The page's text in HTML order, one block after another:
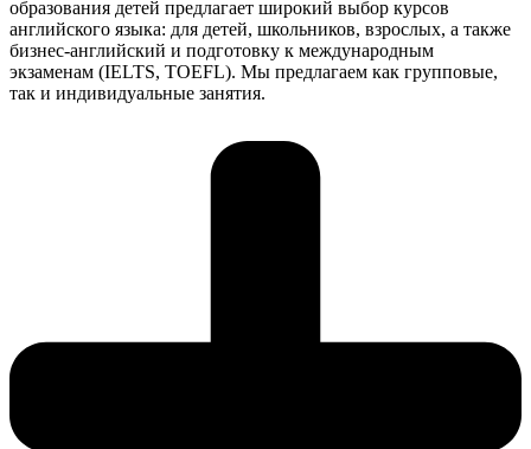
образования детей предлагает широкий выбор курсов
английского языка: для детей, школьников, взрослых, а также
бизнес-английский и подготовку к международным
экзаменам (IELTS, TOEFL). Мы предлагаем как групповые,
так и индивидуальные занятия.